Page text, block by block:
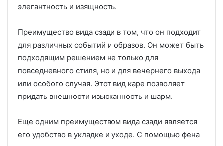
элегантность и изящность.
Преимущество вида сзади в том, что он подходит
для различных событий и образов. Он может быть
подходящим решением не только для
повседневного стиля, но и для вечернего выхода
или особого случая. Этот вид каре позволяет
придать внешности изысканность и шарм.
Еще одним преимуществом вида сзади является
его удобство в укладке и уходе. С помощью фена